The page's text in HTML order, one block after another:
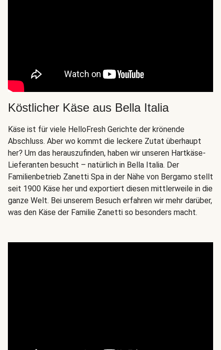
Köstlicher Käse aus Bella Italia
Käse ist für viele HelloFresh Gerichte der krönende
Abschluss. Aber wo kommt die leckere Zutat überhaupt
her? Um das herauszufinden, haben wir unseren Hartkäse-
Lieferanten besucht – natürlich in Bella Italia. Der
Familienbetrieb Zanetti Spa in der Nähe von Bergamo stellt
seit 1900 Käse her und exportiert diesen mittlerweile in die
ganze Welt. Bei unserem Besuch erfahren wir mehr darüber,
was den Käse der Familie Zanetti so besonders macht.